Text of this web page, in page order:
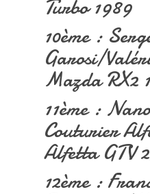
Turbo 1989
10ème :
Garosi/
Mazda RX2
11ème :
Couturier
Alfetta GTV
12ème :